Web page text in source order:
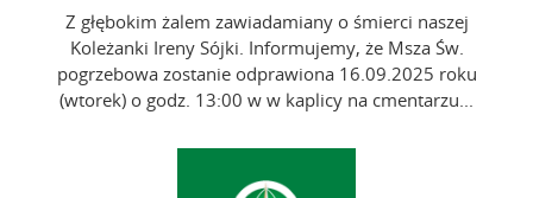
Z głębokim żalem zawiadamiany o śmierci naszej
Koleżanki Ireny Sójki. Informujemy, że Msza Św.
pogrzebowa zostanie odprawiona 16.09.2025 roku
(wtorek) o godz. 13:00 w w kaplicy na cmentarzu...